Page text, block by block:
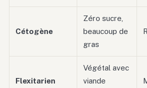
Cétogène
Zéro sucre,
beaucoup de
gras
Flexitarien
Végétal avec
viande